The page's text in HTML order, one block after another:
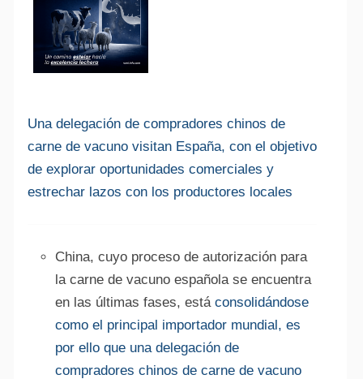
Una delegación de compradores chinos de
carne de vacuno visitan España, con el objetivo
de explorar oportunidades comerciales y
estrechar lazos con los productores locales
China, cuyo proceso de autorización para
la carne de vacuno española se encuentra
en las últimas fases, está consolidándose
como el principal importador mundial, es
por ello que una delegación de
compradores chinos de carne de vacuno